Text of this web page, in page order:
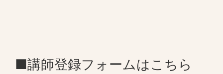
■講師登録フォームはこちら